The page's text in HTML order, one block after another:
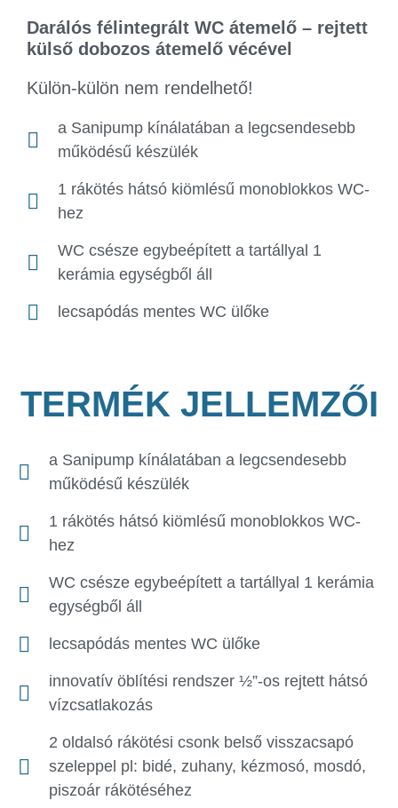
Darálós félintegrált WC átemelő – rejtett
külső dobozos átemelő vécével
Külön-külön nem rendelhető!
a Sanipump kínálatában a legcsendesebb
működésű készülék
1 rákötés hátsó kiömlésű monoblokkos WC-
hez
WC csésze egybeépített a tartállyal 1
kerámia egységből áll
lecsapódás mentes WC ülőke
TERMÉK JELLEMZŐI
a Sanipump kínálatában a legcsendesebb
működésű készülék
1 rákötés hátsó kiömlésű monoblokkos WC-
hez
WC csésze egybeépített a tartállyal 1 kerámia
egységből áll
lecsapódás mentes WC ülőke
innovatív öblítési rendszer ½”-os rejtett hátsó
vízcsatlakozás
2 oldalsó rákötési csonk belső visszacsapó
szeleppel pl: bidé, zuhany, kézmosó, mosdó,
piszoár rákötéséhez